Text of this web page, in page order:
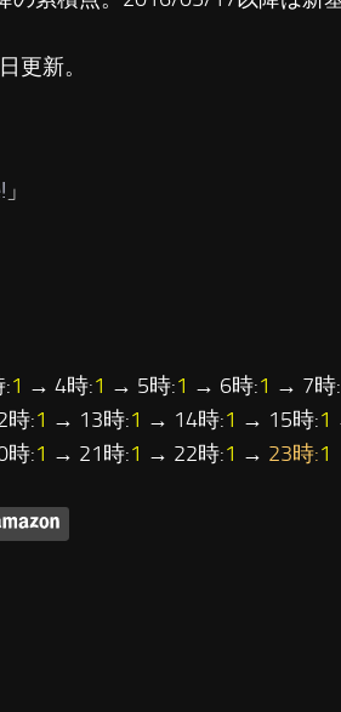
更新。
」
1 → 4時:1 → 5時:1 → 6時:1 → 7時:
時:1 → 13時:1 → 14時:1 → 15時:1
時:1 → 21時:1 → 22時:1 → 23時:1